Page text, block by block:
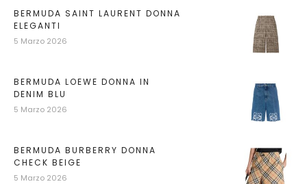
BERMUDA SAINT LAURENT DONNA
ELEGANTI
5 Marzo 2026
BERMUDA LOEWE DONNA IN
DENIM BLU
5 Marzo 2026
BERMUDA BURBERRY DONNA
CHECK BEIGE
5 Marzo 2026